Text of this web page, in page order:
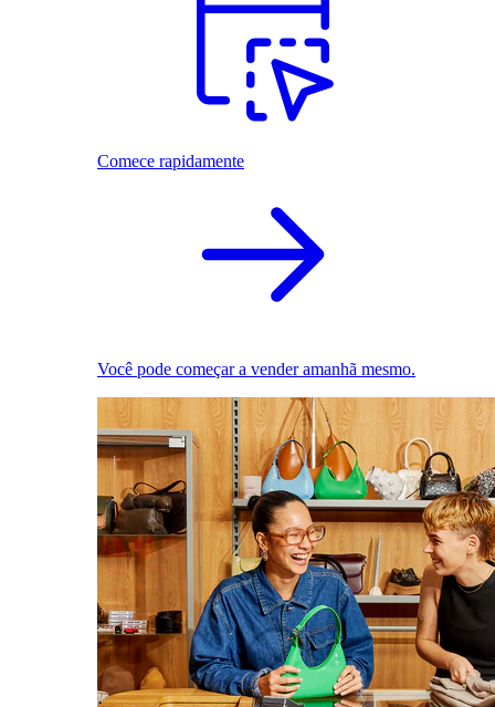
Comece rapidamente
Você pode começar a vender amanhã mesmo.